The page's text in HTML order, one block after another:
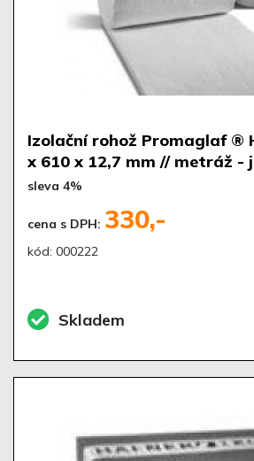
Izolační rohož Promaglaf ®
x 610 x 12,7 mm // metráž -
sleva 4%
cena s DPH: 330,-
kód: 000222
Skladem